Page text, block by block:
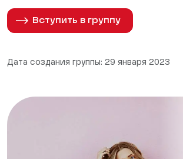
Вступить в группу
Дата создания группы: 29 января 2023